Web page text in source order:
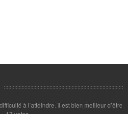
à l’atteindre. Il est bien meilleur d’être